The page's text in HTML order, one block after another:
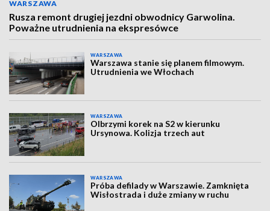
WARSZAWA
Rusza remont drugiej jezdni obwodnicy Garwolina.
Poważne utrudnienia na ekspresówce
WARSZAWA
Warszawa stanie się planem filmowym.
Utrudnienia we Włochach
WARSZAWA
Olbrzymi korek na S2 w kierunku
Ursynowa. Kolizja trzech aut
WARSZAWA
Próba defilady w Warszawie. Zamknięta
Wisłostrada i duże zmiany w ruchu